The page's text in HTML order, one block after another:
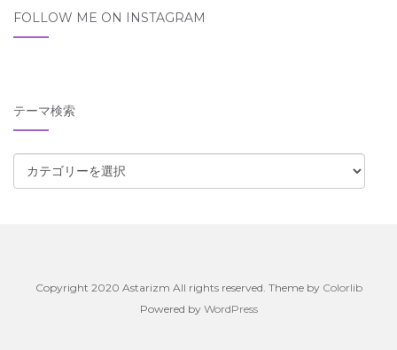
FOLLOW ME ON INSTAGRAM
テーマ検索
ー
Copyright 2020 Astarizm All rights reserved. Theme by Colorlib
Powered by WordPress